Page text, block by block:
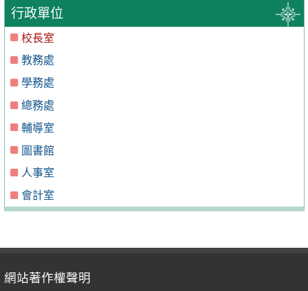
行政單位
校長室
教務處
學務處
總務處
輔導室
圖書館
人事室
會計室
網站著作權聲明